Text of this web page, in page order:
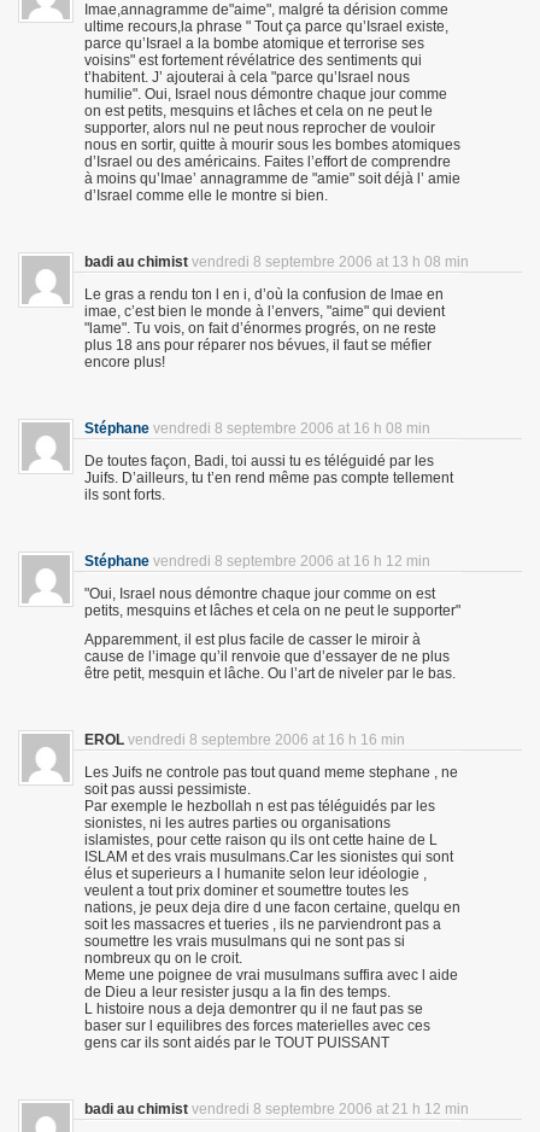
Imae,annagramme de"aime", malgré ta dérision comme
ultime recours,la phrase " Tout ça parce qu’Israel existe,
parce qu’Israel a la bombe atomique et terrorise ses
voisins" est fortement révélatrice des sentiments qui
t’habitent. J’ ajouterai à cela "parce qu’Israel nous
humilie". Oui, Israel nous démontre chaque jour comme
on est petits, mesquins et lâches et cela on ne peut le
supporter, alors nul ne peut nous reprocher de vouloir
nous en sortir, quitte à mourir sous les bombes atomiques
d’Israel ou des américains. Faites l’effort de comprendre
à moins qu’Imae’ annagramme de "amie" soit déjà l’ amie
d’Israel comme elle le montre si bien.
badi au chimist vendredi 8 septembre 2006 at 13 h 08 min
Le gras a rendu ton l en i, d’où la confusion de lmae en
imae, c’est bien le monde à l’envers, "aime" qui devient
"lame". Tu vois, on fait d’énormes progrés, on ne reste
plus 18 ans pour réparer nos bévues, il faut se méfier
encore plus!
Stéphane vendredi 8 septembre 2006 at 16 h 08 min
De toutes façon, Badi, toi aussi tu es téléguidé par les
Juifs. D’ailleurs, tu t’en rend même pas compte tellement
ils sont forts.
Stéphane vendredi 8 septembre 2006 at 16 h 12 min
"Oui, Israel nous démontre chaque jour comme on est
petits, mesquins et lâches et cela on ne peut le supporter"
Apparemment, il est plus facile de casser le miroir à
cause de l’image qu’il renvoie que d’essayer de ne plus
être petit, mesquin et lâche. Ou l’art de niveler par le bas.
EROL vendredi 8 septembre 2006 at 16 h 16 min
Les Juifs ne controle pas tout quand meme stephane , ne
soit pas aussi pessimiste.
Par exemple le hezbollah n est pas téléguidés par les
sionistes, ni les autres parties ou organisations
islamistes, pour cette raison qu ils ont cette haine de L
ISLAM et des vrais musulmans.Car les sionistes qui sont
élus et superieurs a l humanite selon leur idéologie ,
veulent a tout prix dominer et soumettre toutes les
nations, je peux deja dire d une facon certaine, quelqu en
soit les massacres et tueries , ils ne parviendront pas a
soumettre les vrais musulmans qui ne sont pas si
nombreux qu on le croit.
Meme une poignee de vrai musulmans suffira avec l aide
de Dieu a leur resister jusqu a la fin des temps.
L histoire nous a deja demontrer qu il ne faut pas se
baser sur l equilibres des forces materielles avec ces
gens car ils sont aidés par le TOUT PUISSANT
badi au chimist vendredi 8 septembre 2006 at 21 h 12 min